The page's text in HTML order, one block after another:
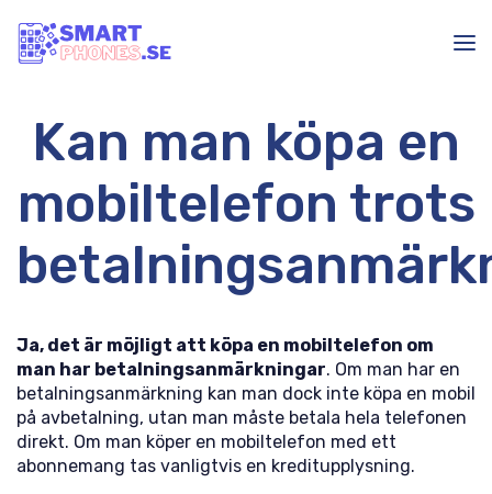
Kan man köpa en
mobiltelefon trots
Ja, det är möjligt att köpa en mobiltelefon om
man har betalningsanmärkningar. Om man har en
betalningsanmärkning kan man dock inte köpa en mobil
på avbetalning, utan man måste betala hela telefonen
direkt. Om man köper en mobiltelefon med ett
abonnemang tas vanligtvis en kreditupplysning.